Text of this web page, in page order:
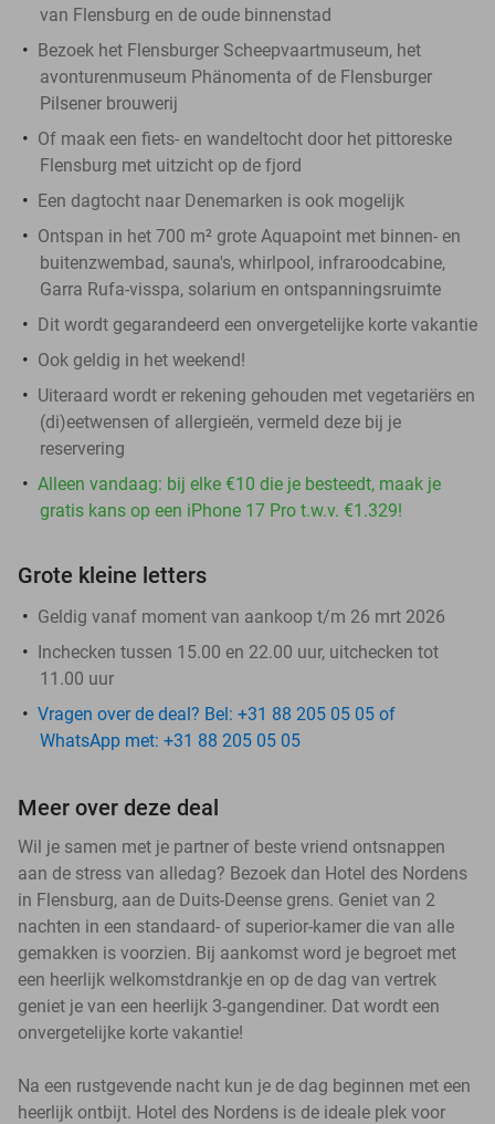
van Flensburg en de oude binnenstad
Bezoek het Flensburger Scheepvaartmuseum, het
avonturenmuseum Phänomenta of de Flensburger
Pilsener brouwerij
Of maak een fiets- en wandeltocht door het pittoreske
Flensburg met uitzicht op de fjord
Een dagtocht naar Denemarken is ook mogelijk
Ontspan in het 700 m² grote Aquapoint met binnen- en
buitenzwembad, sauna's, whirlpool, infraroodcabine,
Garra Rufa-visspa, solarium en ontspanningsruimte
Dit wordt gegarandeerd een onvergetelijke korte vakantie
Ook geldig in het weekend!
Uiteraard wordt er rekening gehouden met vegetariërs en
(di)eetwensen of allergieën, vermeld deze bij je
reservering
Alleen vandaag: bij elke €10 die je besteedt, maak je
gratis kans op een iPhone 17 Pro t.w.v. €1.329!
Grote kleine letters
Geldig vanaf moment van aankoop t/m 26 mrt 2026
Inchecken tussen 15.00 en 22.00 uur, uitchecken tot
11.00 uur
Vragen over de deal? Bel: +31 88 205 05 05 of
WhatsApp met: +31 88 205 05 05
Meer over deze deal
Wil je samen met je partner of beste vriend ontsnappen
aan de stress van alledag? Bezoek dan Hotel des Nordens
in Flensburg, aan de Duits-Deense grens. Geniet van 2
nachten in een standaard- of superior-kamer die van alle
gemakken is voorzien. Bij aankomst word je begroet met
een heerlijk welkomstdrankje en op de dag van vertrek
geniet je van een heerlijk 3-gangendiner. Dat wordt een
onvergetelijke korte vakantie!
Na een rustgevende nacht kun je de dag beginnen met een
heerlijk ontbijt. Hotel des Nordens is de ideale plek voor